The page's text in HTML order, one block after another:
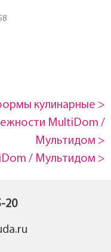
кулинарные >
MultiDom /
Мультидом >
/ Мультидом >
20